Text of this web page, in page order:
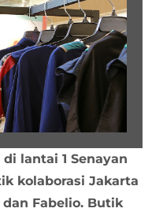
lantai 1 Senayan
kolaborasi Jakarta
dan Fabelio. Butik